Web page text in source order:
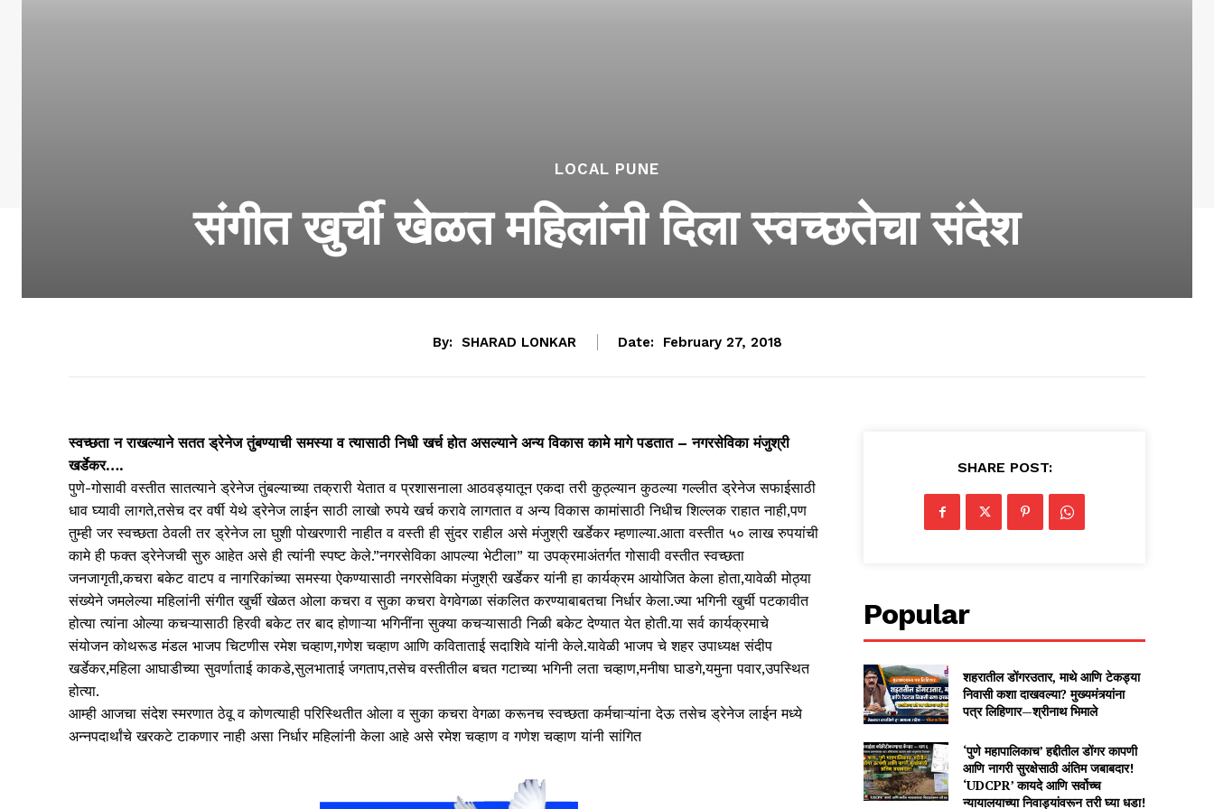
LOCAL PUNE
संगीत खुर्ची खेळत महिलांनी दिला स्वच्छतेचा संदेश
By: SHARAD LONKAR Date: February 27, 2018
स्वच्छता न राखल्याने सतत ड्रेनेज तुंबण्याची समस्या व त्यासाठी निधी खर्च होत असल्याने अन्य विकास कामे मागे पडतात – नगरसेविका मंजुश्री
खर्डेकर….
पुणे-गोसावी वस्तीत सातत्याने ड्रेनेज तुंबल्याच्या तक्रारी येतात व प्रशासनाला आठवड्यातून एकदा तरी कुठ्ल्यान कुठल्या गल्लीत ड्रेनेज सफाईसाठी
धाव घ्यावी लागते,तसेच दर वर्षी येथे ड्रेनेज लाईन साठी लाखो रुपये खर्च करावे लागतात व अन्य विकास कामांसाठी निधीच शिल्लक राहात नाही,पण
तुम्ही जर स्वच्छता ठेवली तर ड्रेनेज ला घुशी पोखरणारी नाहीत व वस्ती ही सुंदर राहील असे मंजुश्री खर्डेकर म्हणाल्या.आता वस्तीत ५० लाख रुपयांची
कामे ही फक्त ड्रेनेजची सुरु आहेत असे ही त्यांनी स्पष्ट केले.”नगरसेविका आपल्या भेटीला” या उपक्रमाअंतर्गत गोसावी वस्तीत स्वच्छता
जनजागृती,कचरा बकेट वाटप व नागरिकांच्या समस्या ऐकण्यासाठी नगरसेविका मंजुश्री खर्डेकर यांनी हा कार्यक्रम आयोजित केला होता,यावेळी मोठ्या
संख्येने जमलेल्या महिलांनी संगीत खुर्ची खेळत ओला कचरा व सुका कचरा वेगवेगळा संकलित करण्याबाबतचा निर्धार केला.ज्या भगिनी खुर्ची पटकावीत
होत्या त्यांना ओल्या कचऱ्यासाठी हिरवी बकेट तर बाद होणाऱ्या भगिनींना सुक्या कचऱ्यासाठी निळी बकेट देण्यात येत होती.या सर्व कार्यक्रमाचे
संयोजन कोथरूड मंडल भाजप चिटणीस रमेश चव्हाण,गणेश चव्हाण आणि कविताताई सदाशिवे यांनी केले.यावेळी भाजप चे शहर उपाध्यक्ष संदीप
खर्डेकर,महिला आघाडीच्या सुवर्णाताई काकडे,सुलभाताई जगताप,तसेच वस्तीतील बचत गटाच्या भगिनी लता चव्हाण,मनीषा घाडगे,यमुना पवार,उपस्थित
होत्या.
आम्ही आजचा संदेश स्मरणात ठेवू व कोणत्याही परिस्थितीत ओला व सुका कचरा वेगळा करूनच स्वच्छता कर्मचाऱ्यांना देऊ तसेच ड्रेनेज लाईन मध्ये
अन्नपदार्थांचे खरकटे टाकणार नाही असा निर्धार महिलांनी केला आहे असे रमेश चव्हाण व गणेश चव्हाण यांनी सांगित
SHARE POST:
Popular
शहरातील डोंगरउतार, माथे आणि टेकड्या
निवासी कशा दाखवल्या? मुख्यमंत्र्यांना
पत्र लिहिणार—श्रीनाथ भिमाले
‘पुणे महापालिकाच’ हद्दीतील डोंगर कापणी
आणि नागरी सुरक्षेसाठी अंतिम जबाबदार!
‘UDCPR’ कायदे आणि सर्वोच्च
न्यायालयाच्या निवाड्यांवरून तरी घ्या धडा!